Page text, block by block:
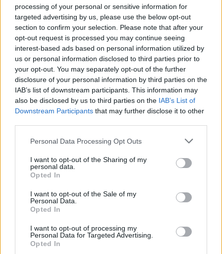
processing of your personal or sensitive information for
targeted advertising by us, please use the below opt-out
section to confirm your selection. Please note that after your
opt-out request is processed you may continue seeing
interest-based ads based on personal information utilized by
us or personal information disclosed to third parties prior to
your opt-out. You may separately opt-out of the further
disclosure of your personal information by third parties on the
IAB’s list of downstream participants. This information may
also be disclosed by us to third parties on the IAB’s List of
Downstream Participants that may further disclose it to other
Personal Data Processing Opt Outs
I want to opt-out of the Sharing of my
personal data.
Opted In
I want to opt-out of the Sale of my
Personal Data.
Opted In
I want to opt-out of processing my
Personal Data for Targeted Advertising.
Opted In
Maximaal toerental -
Motor en transmissie
Motorpositie Voor, dwars
Drijfveer Voorwielaandrijving
Overdragen 4-speed handleiding
Superladen Niet-supercharged
aantal cilinders 4
Aantal kleppen per
cilinder
Boring diameter
Zuigerslag 72 mm